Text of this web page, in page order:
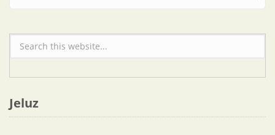
Formulario de búsqueda
Jeluz